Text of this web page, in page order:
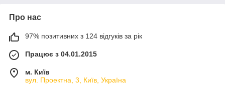
Про нас
97% позитивних з 124 відгуків за рік
Працює з 04.01.2015
м. Київ
вул. Проектна, 3, Київ, Україна